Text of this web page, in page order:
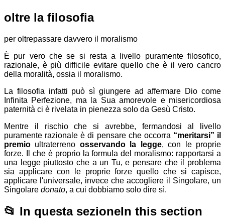
oltre la filosofia
per oltrepassare davvero il moralismo
È pur vero che se si resta a livello puramente filosofico,
razionale, è più difficile evitare quello che è il vero cancro
della moralità, ossia il moralismo.
La filosofia infatti può sì giungere ad affermare Dio come
Infinita Perfezione, ma
la Sua amorevole e misericordiosa
paternità ci è rivelata in pienezza solo da Gesù Cristo.
Mentre il rischio che si avrebbe, fermandosi al livello
puramente razionale è di pensare che occorra “meritarsi” il
premio ultraterreno osservando la legge, con le proprie
forze. Il che è proprio la formula del moralismo: rapportarsi a
una legge piuttosto che a un Tu, e pensare che il problema
sia applicare con le proprie forze quello che si capisce,
applicare l'universale, invece che accogliere il Singolare, un
Singolare donato, a cui dobbiamo solo dire sì.
📂 In questa sezioneIn this section